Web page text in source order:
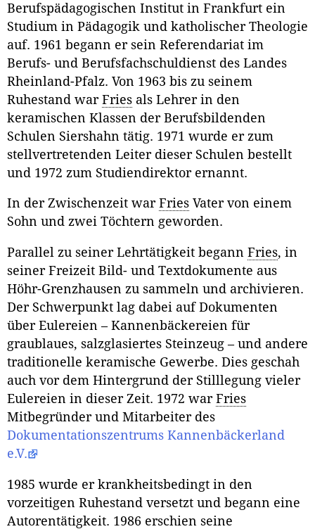
Berufspädagogischen Institut in Frankfurt ein
Studium in Pädagogik und katholischer Theologie
auf. 1961 begann er sein Referendariat im
Berufs- und Berufsfachschuldienst des Landes
Rheinland-Pfalz. Von 1963 bis zu seinem
Ruhestand war Fries als Lehrer in den
keramischen Klassen der Berufsbildenden
Schulen Siershahn tätig. 1971 wurde er zum
stellvertretenden Leiter dieser Schulen bestellt
und 1972 zum Studiendirektor ernannt.
In der Zwischenzeit war Fries Vater von einem
Sohn und zwei Töchtern geworden.
Parallel zu seiner Lehrtätigkeit begann Fries, in
seiner Freizeit Bild- und Textdokumente aus
Höhr-Grenzhausen zu sammeln und archivieren.
Der Schwerpunkt lag dabei auf Dokumenten
über Eulereien – Kannenbäckereien für
graublaues, salzglasiertes Steinzeug – und andere
traditionelle keramische Gewerbe. Dies geschah
auch vor dem Hintergrund der Stilllegung vieler
Eulereien in dieser Zeit. 1972 war Fries
Mitbegründer und Mitarbeiter des
Dokumentationszentrums Kannen­bäckerland
e.V.
1985 wurde er krankheitsbedingt in den
vorzeitigen Ruhestand versetzt und begann eine
Autoren­tätigkeit. 1986 erschien seine